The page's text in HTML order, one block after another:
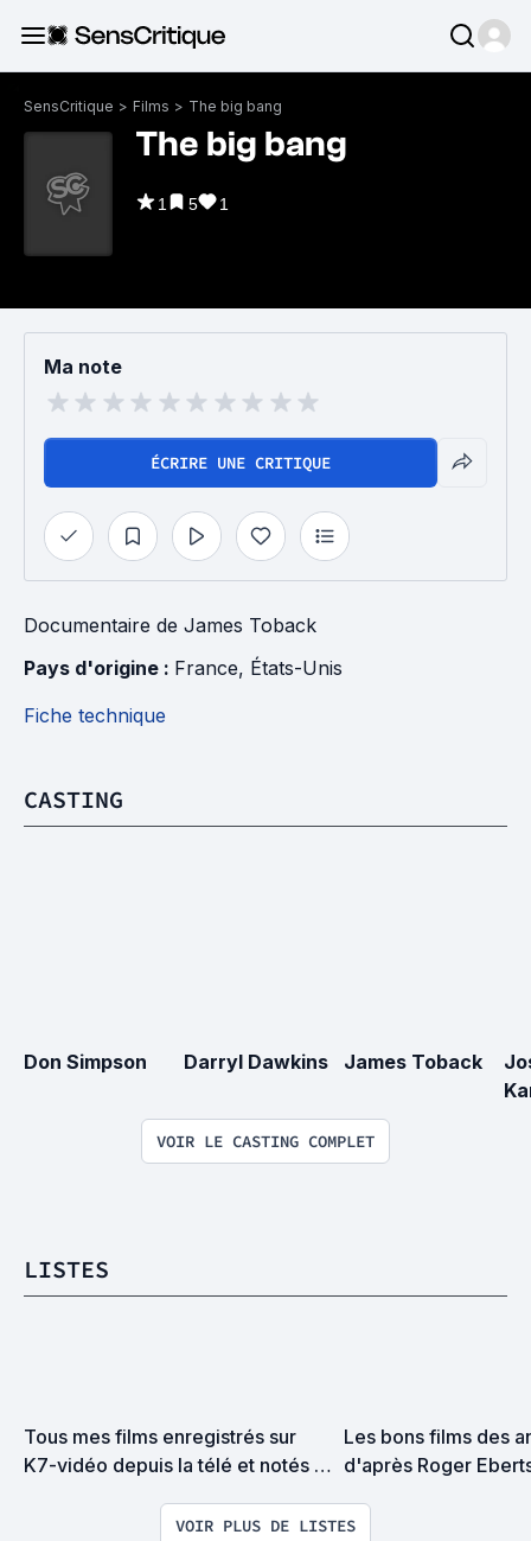
SensCritique > Films > The big bang
The big bang
1 5 1
Ma note
ÉCRIRE UNE CRITIQUE
Documentaire de James Toback
Pays d'origine : France, États-Unis
Fiche technique
CASTING
Don Simpson Darryl Dawkins James Toback
VOIR LE CASTING COMPLET
LISTES
Tous mes films enregistrés sur
K7-vidéo depuis la télé et notés
couverture rouge !
Les bons films des
d'après Roger
VOIR PLUS DE LISTES